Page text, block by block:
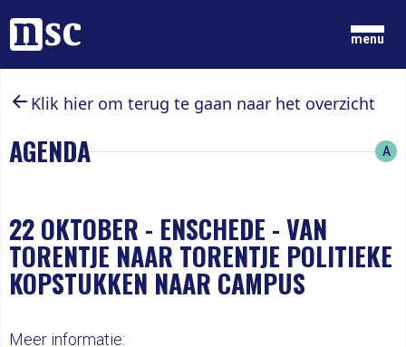
Home
menu
GRONDGEDACHTEN
ONZE MENSEN
DOE MEE
LID WORDEN
Klik hier om terug te gaan naar het overzicht
AGENDA A
22 OKTOBER - ENSCHEDE - VAN
TORENTJE NAAR TORENTJE POLITIEKE
KOPSTUKKEN NAAR CAMPUS
Meer informatie: